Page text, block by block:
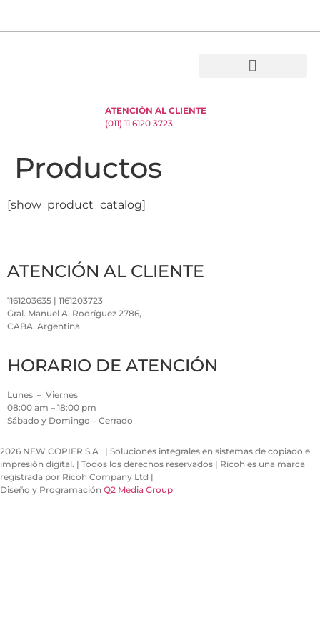
ATENCIÓN AL CLIENTE
(011) 11 6120 3723
Productos
[show_product_catalog]
ATENCIÓN AL CLIENTE
1161203635 | 1161203723
Gral. Manuel A. Rodríguez 2786,
CABA. Argentina
HORARIO DE ATENCIÓN
Lunes – Viernes
08:00 am – 18:00 pm
Sábado y Domingo – Cerrado
2026 NEW COPIER S.A | Soluciones integrales en sistemas de copiado e
impresión digital. | Todos los derechos reservados | Ricoh es una marca
registrada por Ricoh Company Ltd |
Diseño y Programación Q2 Media Group